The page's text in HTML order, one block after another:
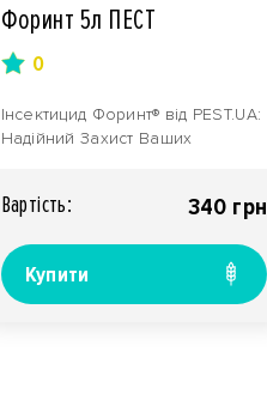
Форинт 5л ПЕСТ
0
Інсектицид Форинт® від PEST.UA:
Надійний Захист Ваших
Вартiсть: 340 грн
Купити